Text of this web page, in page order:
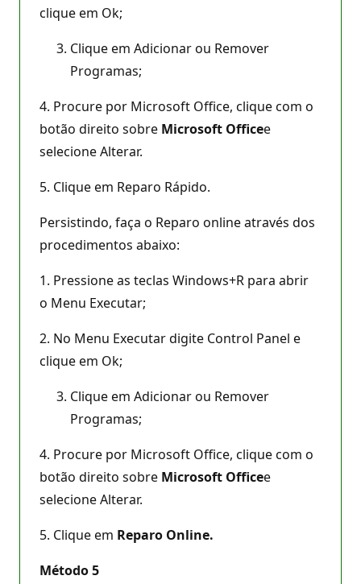
clique em Ok;
Clique em Adicionar ou Remover
Programas;
4. Procure por Microsoft Office, clique com o
botão direito sobre Microsoft Officee
selecione Alterar.
5. Clique em Reparo Rápido.
Persistindo, faça o Reparo online através dos
procedimentos abaixo:
1. Pressione as teclas Windows+R para abrir
o Menu Executar;
2. No Menu Executar digite Control Panel e
clique em Ok;
Clique em Adicionar ou Remover
Programas;
4. Procure por Microsoft Office, clique com o
botão direito sobre Microsoft Officee
selecione Alterar.
5. Clique em Reparo Online.
Método 5